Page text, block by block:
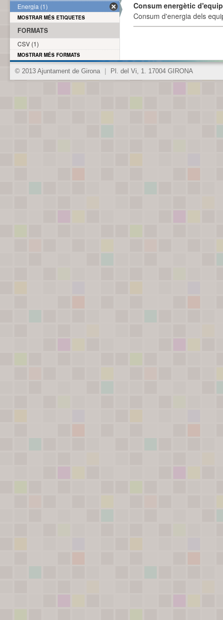
Consum energètic
Consum d'energia dels
Energia (1)
MOSTRAR MÉS ETIQUETES
FORMATS
CSV (1)
MOSTRAR MÉS FORMATS
© 2013 Ajuntament de Girona Pl. del Vi, 1. 17004 GIRONA